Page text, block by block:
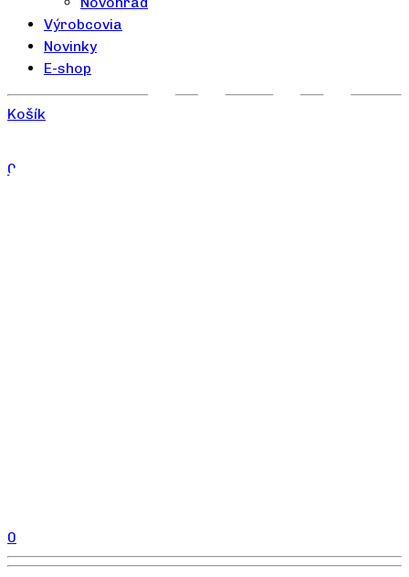
0
Výrobcovia
Novinky
E-shop
Košík
0